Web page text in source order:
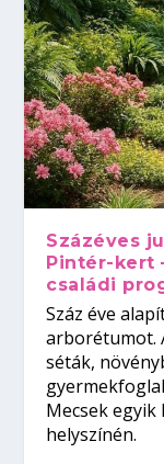
Százéves
Pintér-kert
családi
Száz éve
arborétumot.
séták,
Mecsek
helyszínén.